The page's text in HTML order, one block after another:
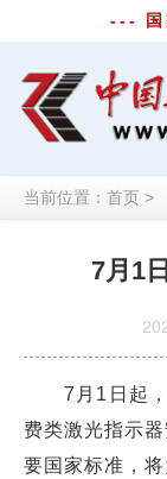
--- 国
当前位置： 首页 >
7月1
7月1日起，
费类激光指示
要国家标准，